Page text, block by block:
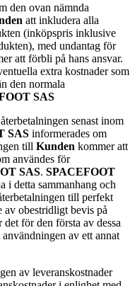
den ovan nämnda
att inkludera alla
(inköpspris inklusive
med undantag för
att förbli på hans ansvar.
extra kostnader som
den normala
SAS
senast inom
SAS informerades om
till Kunden kommer att
användes för
SAS. SPACEFOOT
i detta sammanhang och
till perfekt
av obestridligt bevis på
för den första av dessa
av ett annat
av leveranskostnader